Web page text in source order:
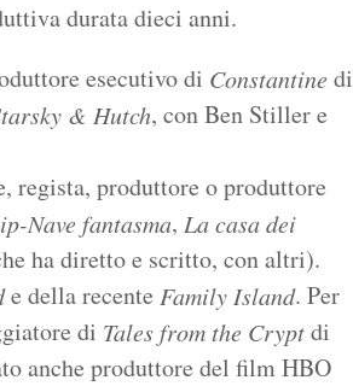
durata dieci anni.
esecutivo di Constantine di
& Hutch, con Ben Stiller e
regista, produttore o produttore
Nave fantasma, La casa dei
ha diretto e scritto, con altri).
e della recente Family Island. Per
di Tales from the Cryptdi
anche produttore del film HBO